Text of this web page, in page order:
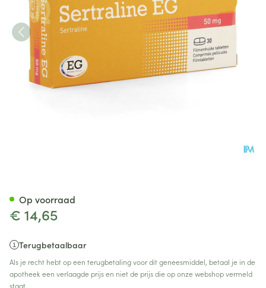
€ 14,65
Terugbetaalbaar
Als je recht hebt op een terugbetaling voor dit geneesmiddel, betaal je in de
apotheek een verlaagde prijs en niet de prijs die op onze webshop vermeld
staat.
Op voorraad